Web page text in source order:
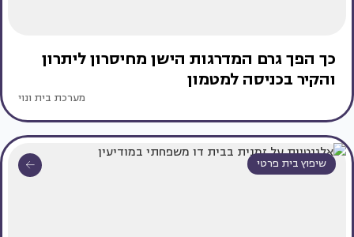
כך הפך גרם המדרגות הישן מחיסרון ליתרון
והקיר בכניסה למטמון
מערכת בית ונוי
שיפוץ בית פרטי